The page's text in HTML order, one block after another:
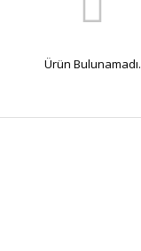
Ürün Bulunamadı.